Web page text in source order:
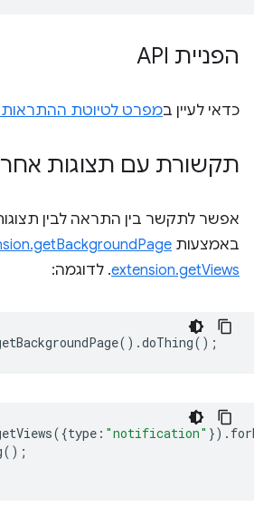
הפניית API
כדאי לעיין במפרט לטיוטת
תקשורת עם תצוגות
אפשר לתקשר בין התראה לבין
באמצעות
extension.getViews. לדוגמה:
().doThing();
({type : "notification" }).
();